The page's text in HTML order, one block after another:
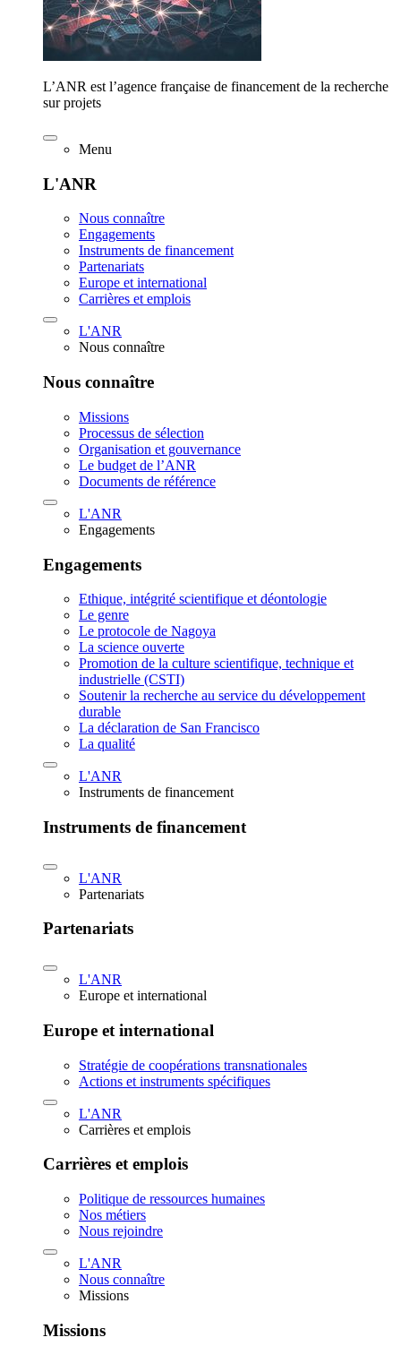
L’ANR est l’agence française de financement de la recherche
sur projets
Menu
L'ANR
Nous connaître
Engagements
Instruments de financement
Partenariats
Europe et international
Carrières et emplois
L'ANR
Nous connaître
Nous connaître
Missions
Processus de sélection
Organisation et gouvernance
Le budget de l’ANR
Documents de référence
L'ANR
Engagements
Engagements
Ethique, intégrité scientifique et déontologie
Le genre
Le protocole de Nagoya
La science ouverte
Promotion de la culture scientifique, technique et
industrielle (CSTI)
Soutenir la recherche au service du développement
durable
La déclaration de San Francisco
La qualité
L'ANR
Instruments de financement
Instruments de financement
L'ANR
Partenariats
Partenariats
L'ANR
Europe et international
Europe et international
Stratégie de coopérations transnationales
Actions et instruments spécifiques
L'ANR
Carrières et emplois
Carrières et emplois
Politique de ressources humaines
Nos métiers
Nous rejoindre
L'ANR
Nous connaître
Missions
Missions